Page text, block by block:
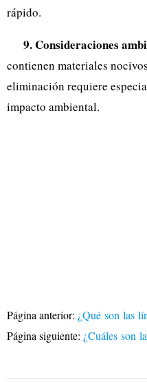
rápido.
9. Consideraciones
contienen materiales
eliminación requiere
impacto ambiental.
Página anterior: ¿Qué son las
Página siguiente: ¿Cuáles son